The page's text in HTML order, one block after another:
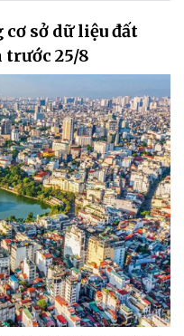
sở dữ liệu đất
trước 25/8